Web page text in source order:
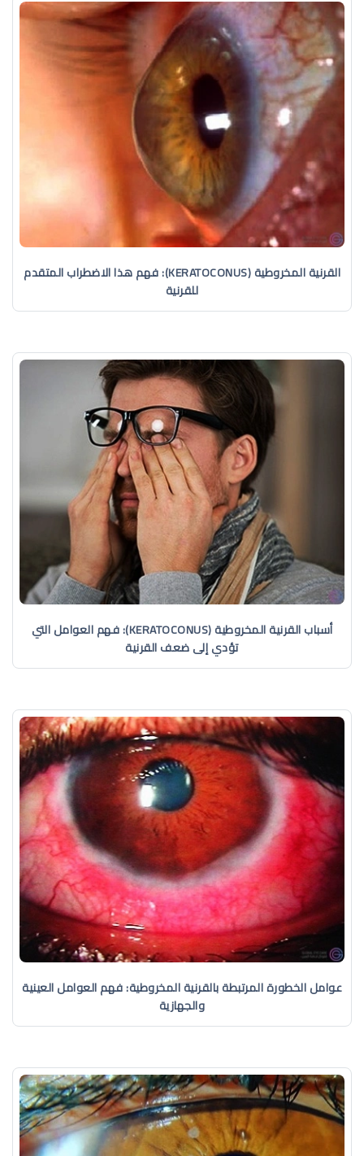
القرنية المخروطية (KERATOCONUS): فهم هذا الاضطراب المتقدم
للقرنية
أسباب القرنية المخروطية (KERATOCONUS): فهم العوامل التي
تؤدي إلى ضعف القرنية
عوامل الخطورة المرتبطة بالقرنية المخروطية: فهم العوامل العينية
والجهازية